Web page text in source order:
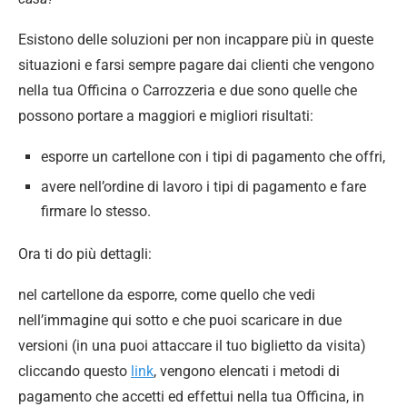
Esistono delle soluzioni per non incappare più in queste
situazioni e farsi sempre pagare dai clienti che vengono
nella tua Officina o Carrozzeria e due sono quelle che
possono portare a maggiori e migliori risultati:
esporre un cartellone con i tipi di pagamento che offri,
avere nell’ordine di lavoro i tipi di pagamento e fare
firmare lo stesso.
Ora ti do più dettagli:
nel cartellone da esporre, come quello che vedi
nell’immagine qui sotto e che puoi scaricare in due
versioni (in una puoi attaccare il tuo biglietto da visita)
cliccando questo link, vengono elencati i metodi di
pagamento che accetti ed effettui nella tua Officina, in